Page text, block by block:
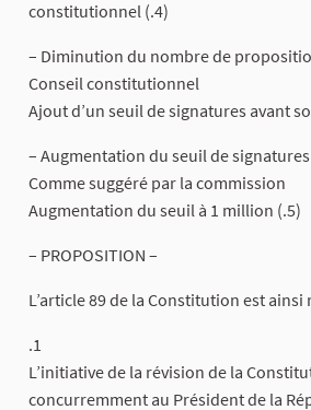
constitutionnel (.4)
– Diminution du nombre de
Conseil constitutionnel
Ajout d’un seuil de signatures avant
– Augmentation du seuil de signatures
Comme suggéré par la commission
Augmentation du seuil à 1 million (.5)
– PROPOSITION –
L’article 89 de la Constitution est ainsi
.1
L’initiative de la révision de la
concurremment au Président de la